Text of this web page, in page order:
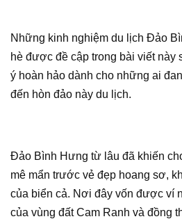
Những kinh nghiệm du lịch Đảo
hè được đề cập trong bài viết này
ý hoàn hảo dành cho những ai
đến hòn đảo này du lịch.
Đảo Bình Hưng từ lâu đã khiến
mê mẩn trước vẻ đẹp hoang sơ,
của biển cả. Nơi đây vốn được ví
của vùng đất Cam Ranh và đồng